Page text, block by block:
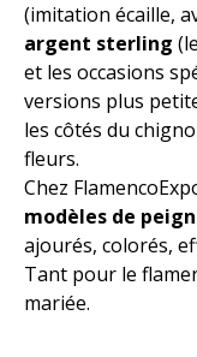
(imitation écaille,
argent sterling
et les occasions
versions plus
les côtés du
fleurs.
Chez
modèles de
ajourés, colorés,
Tant pour le
mariée.